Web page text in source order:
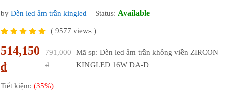
by Đèn led âm trần kingled Status: Available
(9577 views )
514,150
₫
791,000
₫
Mã sp: Đèn led âm trần không viền ZIRCON
KINGLED 16W DA-D
Tiết kiệm: (35%)